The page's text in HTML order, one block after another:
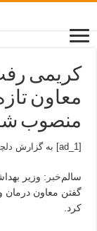
کریمی
معاون
منصوب
[ad_1] به گزارش
سالم‌خبر : وزیر
گفتن معاون
کرد.